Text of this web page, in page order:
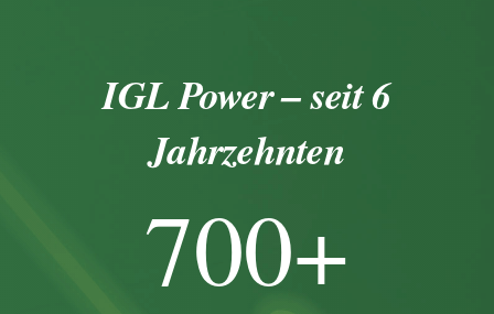
IGL Power – seit 6
Jahrzehnten
700+